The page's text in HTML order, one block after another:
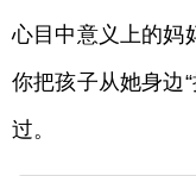
心目中意义上的妈
你把孩子从她身边
过。